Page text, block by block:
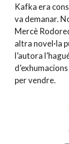
Kafka era
va demanar.
Mercè
altra novel·la
l’autora
per vendre.